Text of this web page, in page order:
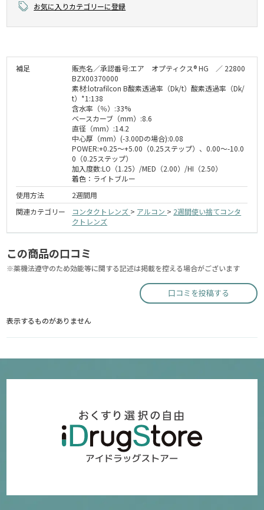
お気に入りカテゴリーに登録
補足
販売名／承認番号:エア オプティクス® HG ／ 22800
BZX00370000
素材:lotrafilcon B酸素透過率（Dk/t）酸素透過率（Dk/
t）*1:138
含水率（％）:33%
ベースカーブ（mm）:8.6
直径（mm）:14.2
中心厚（mm）(-3.00Dの場合):0.08
POWER:+0.25〜+5.00（0.25ステップ）、0.00～-10.0
0（0.25ステップ）
加入度数:LO（1.25）/MED（2.00）/HI（2.50）
着色：ライトブルー
使用方法
2週間用
関連カテゴリー
コンタクトレンズ > アルコン > 2週間使い捨てコンタ
クトレンズ
この商品の口コミ
※薬機法遵守のため効能等に関する記述は掲載を控える場合がございます
口コミを投稿する
表示するものがありません